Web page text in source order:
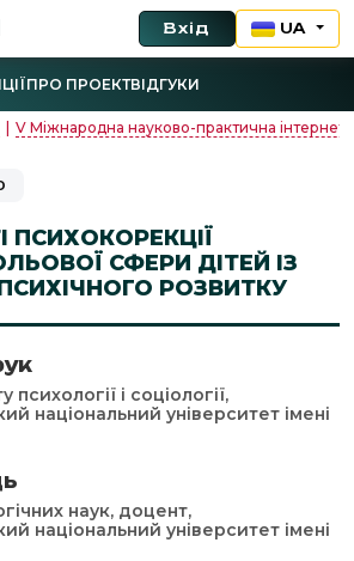
Вхід UA
ПРО ПРОЕКТВІДГУКИ
V Міжнародна науково-практична
ПСИХОКОРЕКЦІЇ
СФЕРИ ДІТЕЙ ІЗ
РОЗВИТКУ
психології і соціології,
національний університет імені
наук, доцент,
національний університет імені